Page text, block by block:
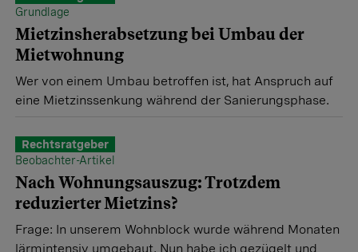
Grundlage
Mietzinsherabsetzung bei Umbau der
Mietwohnung
Wer von einem Umbau betroffen ist, hat Anspruch auf
eine Mietzinssenkung während der Sanierungsphase.
Rechtsratgeber
Beobachter-Artikel
Nach Wohnungsauszug: Trotzdem
reduzierter Mietzins?
Frage: In unserem Wohnblock wurde während Monaten
lärmintensiv umgebaut. Nun habe ich gezügelt und